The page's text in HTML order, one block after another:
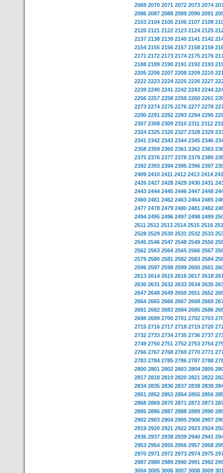
2069 2070 2071 2072 2073 2074
2086 2087 2088 2089 2090 2091
2103 2104 2105 2106 2107 2108
2120 2121 2122 2123 2124 2125
2137 2138 2139 2140 2141 2142
2154 2155 2156 2157 2158 2159
2171 2172 2173 2174 2175 2176
2188 2189 2190 2191 2192 2193
2205 2206 2207 2208 2209 2210
2222 2223 2224 2225 2226 2227
2239 2240 2241 2242 2243 2244
2256 2257 2258 2259 2260 2261
2273 2274 2275 2276 2277 2278
2290 2291 2292 2293 2294 2295
2307 2308 2309 2310 2311 2312
2324 2325 2326 2327 2328 2329
2341 2342 2343 2344 2345 2346
2358 2359 2360 2361 2362 2363
2375 2376 2377 2378 2379 2380
2392 2393 2394 2395 2396 2397
2409 2410 2411 2412 2413 2414
2426 2427 2428 2429 2430 2431
2443 2444 2445 2446 2447 2448
2460 2461 2462 2463 2464 2465
2477 2478 2479 2480 2481 2482
2494 2495 2496 2497 2498 2499
2511 2512 2513 2514 2515 2516
2528 2529 2530 2531 2532 2533
2545 2546 2547 2548 2549 2550
2562 2563 2564 2565 2566 2567
2579 2580 2581 2582 2583 2584
2596 2597 2598 2599 2600 2601
2613 2614 2615 2616 2617 2618
2630 2631 2632 2633 2634 2635
2647 2648 2649 2650 2651 2652
2664 2665 2666 2667 2668 2669
2681 2682 2683 2684 2685 2686
2698 2699 2700 2701 2702 2703
2715 2716 2717 2718 2719 2720
2732 2733 2734 2735 2736 2737
2749 2750 2751 2752 2753 2754
2766 2767 2768 2769 2770 2771
2783 2784 2785 2786 2787 2788
2800 2801 2802 2803 2804 2805
2817 2818 2819 2820 2821 2822
2834 2835 2836 2837 2838 2839
2851 2852 2853 2854 2855 2856
2868 2869 2870 2871 2872 2873
2885 2886 2887 2888 2889 2890
2902 2903 2904 2905 2906 2907
2919 2920 2921 2922 2923 2924
2936 2937 2938 2939 2940 2941
2953 2954 2955 2956 2957 2958
2970 2971 2972 2973 2974 2975
2987 2988 2989 2990 2991 2992
3004 3005 3006 3007 3008 3009